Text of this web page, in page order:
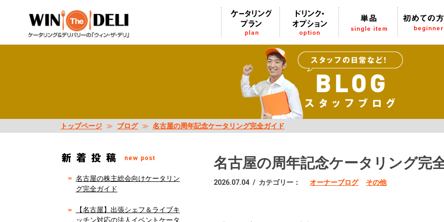
トップページ ≫ ブログ≫ 名古屋の周年記念ケータリング完全ガイド
名古屋の周年記念ケータリング完
2026.07.04 / カテゴリー： オーナーブログ その他
名古屋の株主総会向けケータリン
グ完全ガイド
【名古屋】出張シェフ＆ライブキ